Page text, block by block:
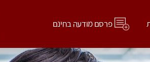
פרסם מודעה בחינם